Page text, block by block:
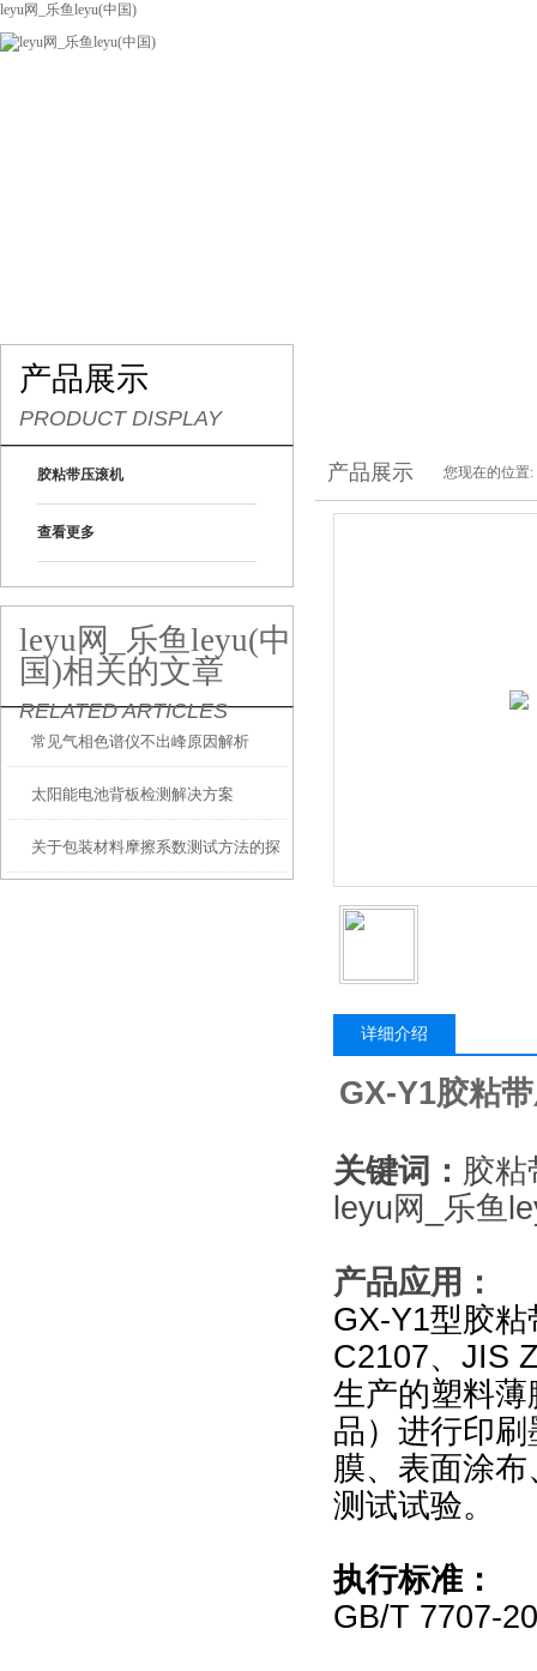
leyu网_乐鱼leyu(中国)
产品展示
PRODUCT DISPLAY
胶粘带压滚机
查看更多
leyu网_乐鱼leyu(中
国)相关的文章
RELATED ARTICLES
常见气相色谱仪不出峰原因解析
太阳能电池背板检测解决方案
关于包装材料摩擦系数测试方法的探
产品展示 您现在的位置:
详细介绍
GX-Y1胶粘
关键词： 胶
leyu网_乐鱼
产品应用：
GX-Y1型胶粘
C2107、JIS
生产的塑料
品）进行印
膜、表面涂
测试试验。
执行标准：
GB/T 7707-